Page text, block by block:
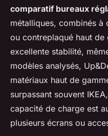
comparatif bureaux
métalliques, combinés à
ou contreplaqué haut de
excellente stabilité,
modèles analysés,
matériaux haut de
surpassant souvent
capacité de charge est
plusieurs écrans ou